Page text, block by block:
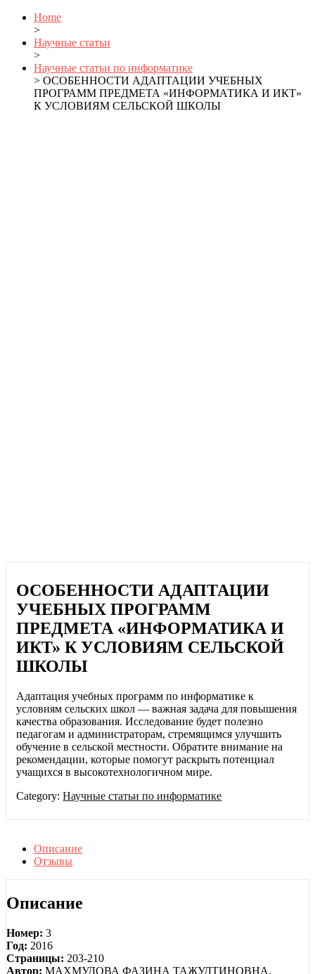
Home
>
Научные статьи
>
Научные статьи по информатике
> ОСОБЕННОСТИ АДАПТАЦИИ УЧЕБНЫХ
ПРОГРАММ ПРЕДМЕТА «ИНФОРМАТИКА И ИКТ»
К УСЛОВИЯМ СЕЛЬСКОЙ ШКОЛЫ
ОСОБЕННОСТИ АДАПТАЦИИ
УЧЕБНЫХ ПРОГРАММ
ПРЕДМЕТА «ИНФОРМАТИКА И
ИКТ» К УСЛОВИЯМ СЕЛЬСКОЙ
ШКОЛЫ
Адаптация учебных программ по информатике к
условиям сельских школ — важная задача для повышения
качества образования. Исследование будет полезно
педагогам и администраторам, стремящимся улучшить
обучение в сельской местности. Обратите внимание на
рекомендации, которые помогут раскрыть потенциал
учащихся в высокотехнологичном мире.
Category:Научные статьи по информатике
Описание
Отзывы
Описание
Номер: 3
Год: 2016
Страницы: 203-210
Автор: МАХМУДОВА ФАЗИНА ТАЖУДТИНОВНА,